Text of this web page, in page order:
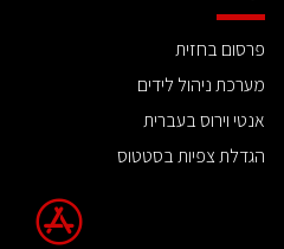
פרסום בחזית
מערכת ניהול לידים
אנטי וירוס בעברית
הגדלת צפיות בסטטוס